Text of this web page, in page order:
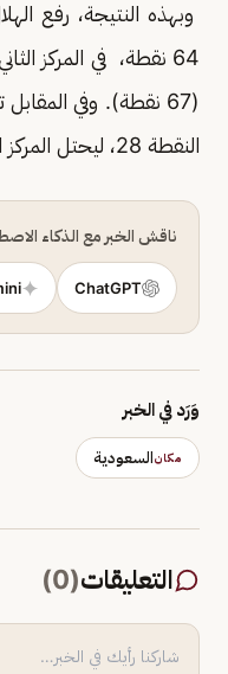
وبهذه النتيجة، رفع
64 نقطة، في المركز
(67 نقطة). وفي
النقطة 28، ليحتل المركز الثالث عشر.
ناقش الخبر مع الذكاء
ChatGPT
وَرَد في الخبر
مكانالسعودية
التعليقات(
0
)